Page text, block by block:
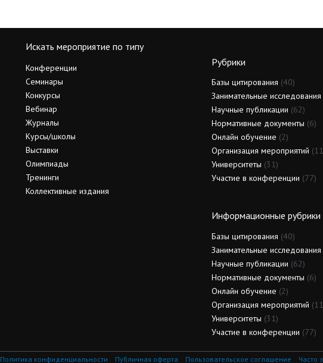
Искать мероприятие по типу
Конференции
Семинары
Конкурсы
Вебинар
Журналы
Курсы/школы
Выставки
Олимпиады
Тренинги
Коллективные издания
Рубрики
Базы цитирования (40)
Занимательные исследования
Научные публикации (62)
Нормативные документы (6)
Онлайн обучение (2)
Организация мероприятий
Университеты (31)
Участие в конференции (77)
Информационные рубрики
Базы цитирования (40)
Занимательные исследования
Научные публикации (62)
Нормативные документы (6)
Онлайн обучение (2)
Организация мероприятий
Университеты (31)
Участие в конференции (77)
Политика конфиденциальности Публичная оферта Пользовательское соглашение Часто